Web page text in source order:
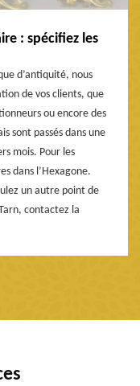
: spécifiez les
d’antiquité, nous
de vos clients, que
ou encore des
sont passés dans une
mois. Pour les
dans l’Hexagone.
un autre point de
contactez la